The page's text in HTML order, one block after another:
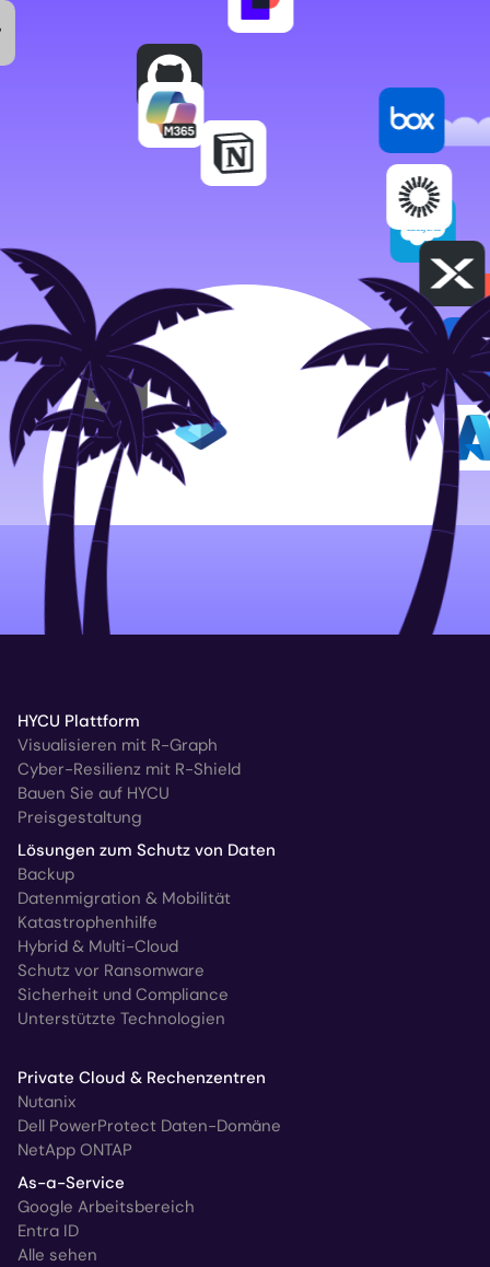
HYCU Plattform
Visualisieren mit R-Graph
Cyber-Resilienz mit R-Shield
Bauen Sie auf HYCU
Preisgestaltung
Lösungen zum Schutz von Daten
Backup
Datenmigration & Mobilität
Katastrophenhilfe
Hybrid & Multi-Cloud
Schutz vor Ransomware
Sicherheit und Compliance
Unterstützte Technologien
Private Cloud & Rechenzentren
Nutanix
Dell PowerProtect Daten-Domäne
NetApp ONTAP
As-a-Service
Google Arbeitsbereich
Entra ID
Alle sehen